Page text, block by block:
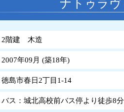
ナトゥラヴ
2階建 木造
2007年09月 (築18年)
徳島市春日2丁目1-14
バス：城北高校前バス停より徒歩8